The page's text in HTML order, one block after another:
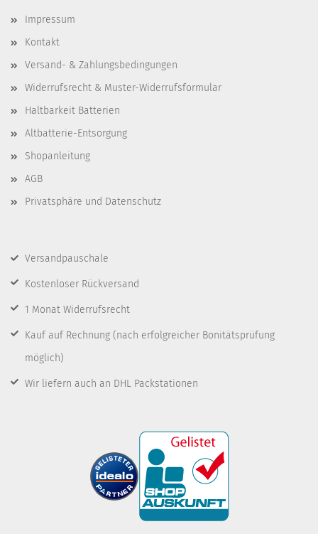
Impressum
Kontakt
Versand- & Zahlungsbedingungen
Widerrufsrecht & Muster-Widerrufsformular
Haltbarkeit Batterien
Altbatterie-Entsorgung
Shopanleitung
AGB
Privatsphäre und Datenschutz
Versandpauschale
Kostenloser Rückversand
1 Monat Widerrufsrecht
Kauf auf Rechnung (nach erfolgreicher Bonitätsprüfung
möglich)
Wir liefern auch an DHL Packstationen